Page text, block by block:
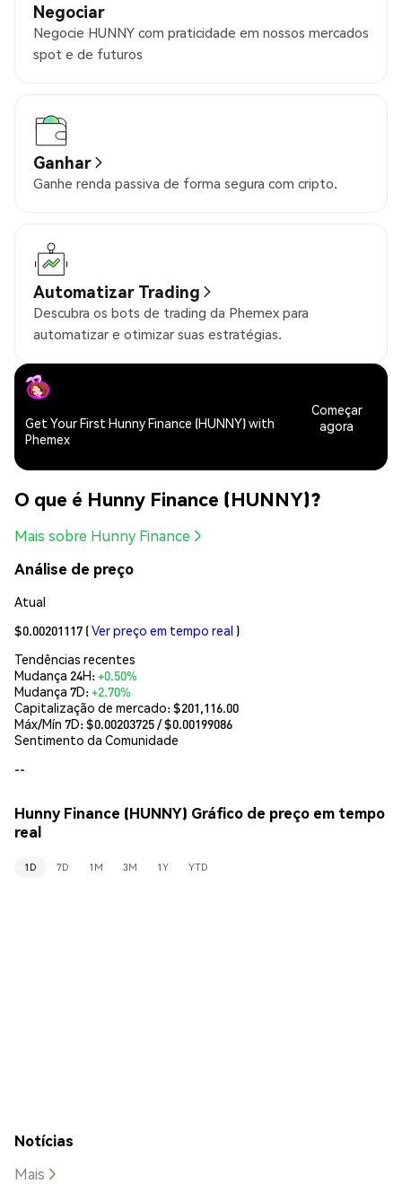
Negociar
Negocie HUNNY com praticidade em nossos mercados
spot e de futuros
Ganhar
Ganhe renda passiva de forma segura com cripto.
Automatizar Trading
Descubra os bots de trading da Phemex para
automatizar e otimizar suas estratégias.
Get Your First Hunny Finance (HUNNY) with
Phemex
Começar
agora
O que é Hunny Finance (HUNNY)?
Mais sobre Hunny Finance
Análise de preço
Atual
$0.00201117 (Ver preço em tempo real )
Tendências recentes
Mudança 24H:+0.50%
Mudança 7D:+2.70%
Capitalização de mercado:$201,116.00
Máx/Mín 7D: $0.00203725/ $0.00199086
Sentimento da Comunidade
--
Hunny Finance (HUNNY) Gráfico de preço em tempo
real
1D 7D 1M 3M 1Y YTD
Notícias
Mais